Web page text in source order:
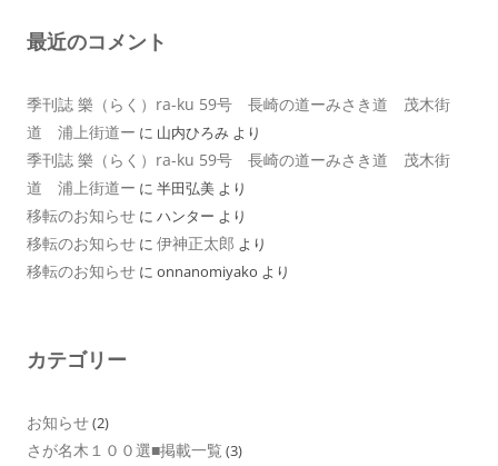
最近のコメント
季刊誌 樂（らく）ra-ku 59号 長崎の道ーみさき道 茂木街
道 浦上街道ー に 山内ひろみ より
季刊誌 樂（らく）ra-ku 59号 長崎の道ーみさき道 茂木街
道 浦上街道ー に 半田弘美 より
移転のお知らせ に ハンター より
移転のお知らせ に 伊神正太郎 より
移転のお知らせ に onnanomiyako より
カテゴリー
お知らせ(2)
さが名木１００選■掲載一覧 (3)